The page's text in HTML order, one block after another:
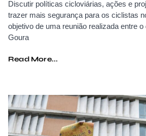
Discutir políticas cicloviárias, ações e
trazer mais segurança para os ciclistas
objetivo de uma reunião realizada entre
Goura
Read More...